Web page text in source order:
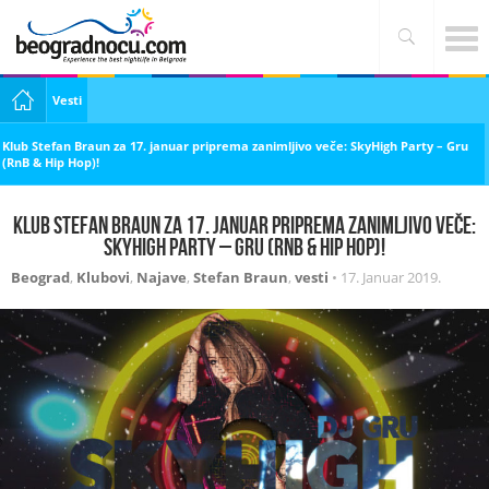
Vesti
Klub Stefan Braun za 17. januar priprema zanimljivo veče: SkyHigh Party – Gru
(RnB & Hip Hop)!
Klub Stefan Braun za 17. januar priprema zanimljivo veče:
SkyHigh Party – Gru (RnB & Hip Hop)!
Beograd, Klubovi, Najave, Stefan Braun, vesti • 17. Januar 2019.